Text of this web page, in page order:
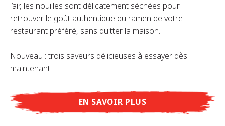
l’air, les nouilles sont délicatement séchées pour
retrouver le goût authentique du ramen de votre
restaurant préféré, sans quitter la maison.
Nouveau : trois saveurs délicieuses à essayer dès
maintenant !
EN SAVOIR PLUS